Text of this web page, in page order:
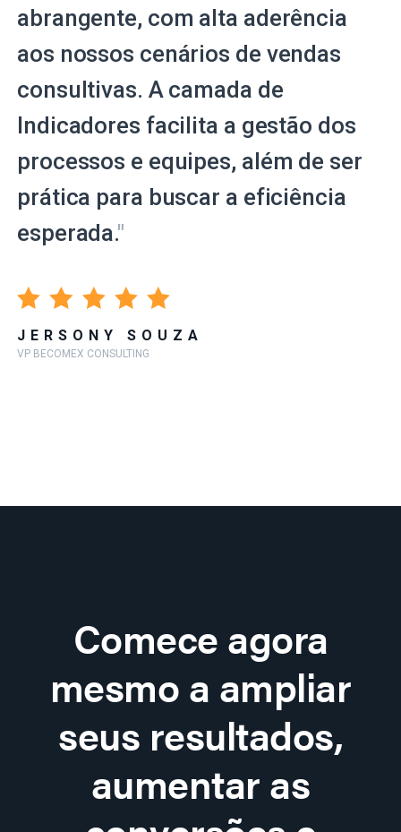
abrangente, com alta aderência
aos nossos cenários de vendas
consultivas. A camada de
Indicadores facilita a gestão dos
processos e equipes, além de ser
prática para buscar a eficiência
esperada."
JERSONY SOUZA
VP BECOMEX CONSULTING
Comece agora
mesmo a ampliar
seus resultados,
aumentar as